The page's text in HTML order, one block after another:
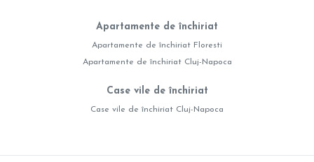
Apartamente de închiriat
Apartamente de închiriat Floresti
Apartamente de închiriat Cluj-Napoca
Case vile de închiriat
Case vile de închiriat Cluj-Napoca